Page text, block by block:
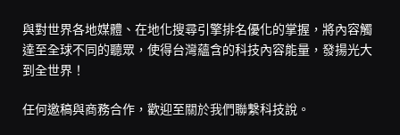
與對世界各地媒體、在地化搜尋引擎排名優化的掌握，將內容觸
達至全球不同的聽眾，使得台灣蘊含的科技內容能量，發揚光大
到全世界！
任何邀稿與商務合作，歡迎至關於我們聯繫科技說。